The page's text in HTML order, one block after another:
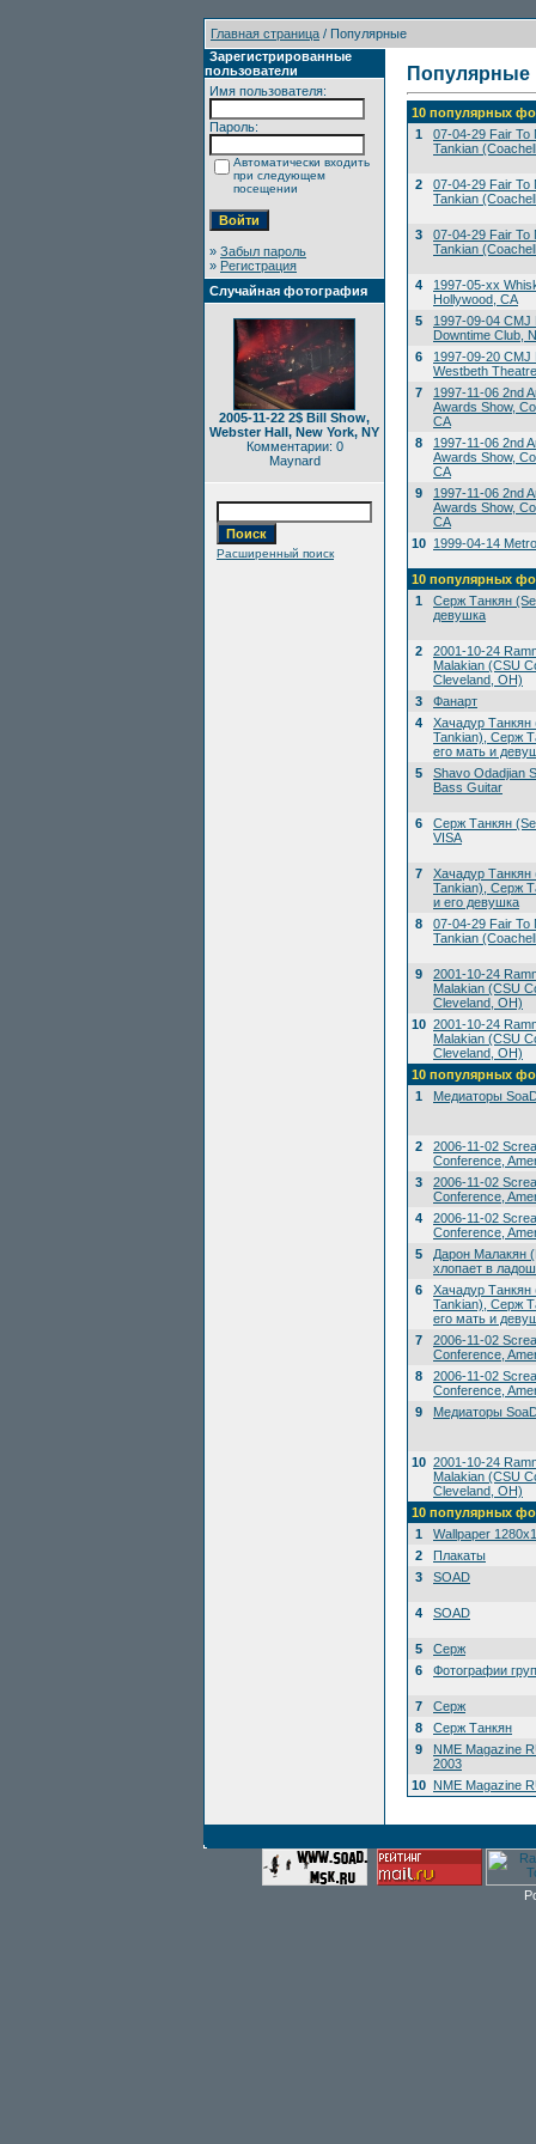
Главная страница / Популярные
Зарегистрированные
пользователи
Имя пользователя:
Пароль:
Автоматически входить
при следующем
посещении
» Забыл пароль
» Регистрация
Случайная фотография
2005-11-22 2$ Bill Show,
Webster Hall, New York, NY
Комментарии: 0
Maynard
Расширенный поиск
Популярные
10 популярных
1
07-04-29 Fair To
Tankian
2
07-04-29 Fair To
Tankian
3
07-04-29 Fair To
Tankian
4
1997-05-xx
Hollywood, CA
5
1997-09-04 CMJ
Downtime Club,
6
1997-09-20 CMJ
Westbeth
7
1997-11-06 2nd
Awards Show,
CA
8
1997-11-06 2nd
Awards Show,
CA
9
1997-11-06 2nd
Awards Show,
CA
10 1999-04-14
10 популярных
1
Серж Танкян
девушка
2
2001-10-24
Malakian (CSU
Cleveland, OH)
3
Фанарт
4
Хачадур Танкян
Tankian), Серж
его мать и
5
Shavo Odadjian
Bass Guitar
6
Серж Танкян
VISA
7
Хачадур Танкян
Tankian), Серж
и его девушка
8
07-04-29 Fair To
Tankian
9
2001-10-24
Malakian (CSU
Cleveland, OH)
10 2001-10-24
Malakian (CSU
Cleveland, OH)
10 популярных
1
Медиаторы
2
2006-11-02
Conference,
3
2006-11-02
Conference,
4
2006-11-02
Conference,
5
Дарон Малакян
хлопает в
6
Хачадур Танкян
Tankian), Серж
его мать и
7
2006-11-02
Conference,
8
2006-11-02
Conference,
9
Медиаторы
10 2001-10-24
Malakian (CSU
Cleveland, OH)
10 популярных
1
Wallpaper
2
Плакаты
3
SOAD
4 SOAD
5
Серж
6
Фотографии
7
Серж
8
Серж Танкян
9
NME Magazine
2003
10 NME Magazine